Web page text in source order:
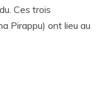
Ces trois
Pirappu) ont lieu au